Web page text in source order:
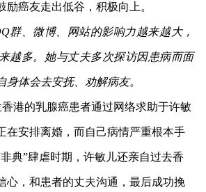
励癌友走出低谷，积极向上。
群、微博、网站的影响力越来越大，
越多。她与丈夫多次探访因患病而面
身体会去安抚、劝解病友。
香港的乳腺癌患者通过网络求助于许敏
在安排离婚，而自己病情严重根本手
典”肆虐时期，许敏儿还亲自过去香
心，和患者的丈夫沟通，最后成功挽